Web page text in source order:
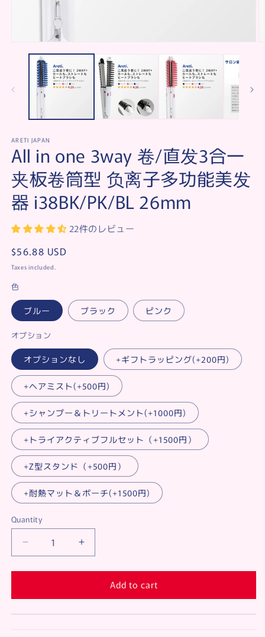
media
ARETI JAPAN
All in one 3way 卷/直发3合一
夹板卷筒型 负离子多功能美发
器 i38BK/PK/BL 26mm
22件のレビュー
Regular
price
$56.88 USD
Taxes included.
色
ブルー ブラック ピンク
オプション
オプションなし +ギフトラッピング(+200円)
+ヘアミスト(+500円)
+シャンプー＆トリートメント(+1000円)
+トライアクティブフルセット（+1500円）
+Z型スタンド（+500円）
+耐熱マット＆ポーチ(+1500円)
Quantity
Decrease
quantity
for
in
Increase
quantity
for
in
Add to cart